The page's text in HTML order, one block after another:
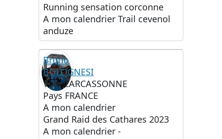
Running sensation corconne
A mon calendrier Trail cevenol
anduze
Bruno
BOLOGNESI
Ville CARCASSONNE
Pays FRANCE
A mon calendrier
Grand Raid des Cathares 2023
A mon calendrier -